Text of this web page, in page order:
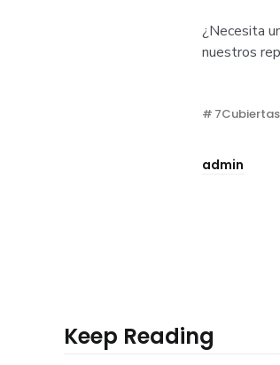
¿Necesita
nuestros
7Cubiertas
admin
Keep Reading